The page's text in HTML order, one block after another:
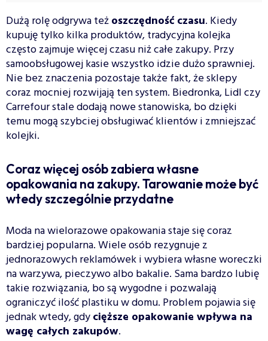
Dużą rolę odgrywa teżoszczędność czasu. Kiedy
kupuję tylko kilka produktów, tradycyjna kolejka
często zajmuje więcej czasu niż całe zakupy. Przy
samoobsługowej kasie wszystko idzie dużo sprawniej.
Nie bez znaczenia pozostaje także fakt, że sklepy
coraz mocniej rozwijają ten system. Biedronka, Lidl czy
Carrefour stale dodają nowe stanowiska, bo dzięki
temu mogą szybciej obsługiwać klientów i zmniejszać
kolejki.
Coraz więcej osób zabiera własne
opakowania na zakupy. Tarowanie może być
wtedy szczególnie przydatne
Moda na wielorazowe opakowania staje się coraz
bardziej popularna. Wiele osób rezygnuje z
jednorazowych reklamówek i wybiera własne woreczki
na warzywa, pieczywo albo bakalie. Sama bardzo lubię
takie rozwiązania, bo są wygodne i pozwalają
ograniczyć ilość plastiku w domu. Problem pojawia się
jednak wtedy, gdycięższe opakowanie wpływa na
wagę całych zakupów.